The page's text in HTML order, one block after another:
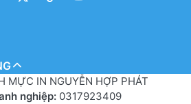
MỰC IN NGUYỄN HỢP PHÁT
nghiệp: 0317923409